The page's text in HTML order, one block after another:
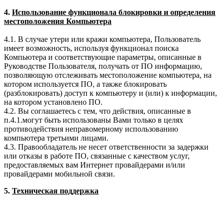
4. Использование функционала блокировки и определения
местоположения Компьютера
4.1. В случае утери или кражи компьютера, Пользователь
имеет возможность, используя функционал поиска
Компьютера и соответствующие параметры, описанные в
Руководстве Пользователя, получать от ПО информацию,
позволяющую отслеживать местоположение компьютера, на
котором используется ПО, а также блокировать
(разблокировать) доступ к компьютеру и (или) к информации,
на котором установлено ПО.
4.2. Вы соглашаетесь с тем, что действия, описанные в
п.4.1.могут быть использованы Вами только в целях
противодействия неправомерному использованию
компьютера третьими лицами.
4.3. Правообладатель не несет ответственности за задержки
или отказы в работе ПО, связанные с качеством услуг,
предоставляемых вам Интернет провайдерами и/или
провайдерами мобильной связи.
5. Техническая поддержка